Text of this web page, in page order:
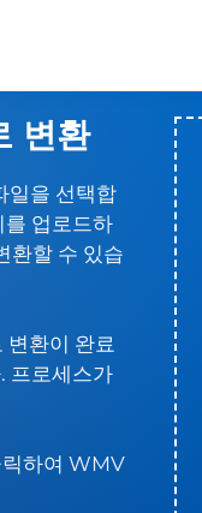
변환
일을 선택합
를 업로드하
환할 수 있습
변환이 완료
프로세스가
릭하여 WMV